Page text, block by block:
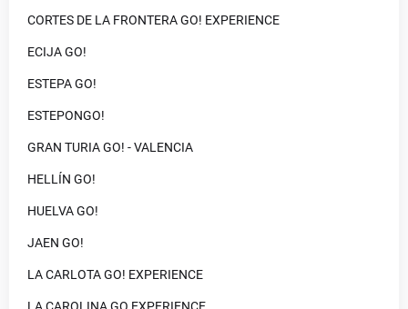
CORTES DE LA FRONTERA GO! EXPERIENCE
ECIJA GO!
ESTEPA GO!
ESTEPONGO!
GRAN TURIA GO! - VALENCIA
HELLÍN GO!
HUELVA GO!
JAEN GO!
LA CARLOTA GO! EXPERIENCE